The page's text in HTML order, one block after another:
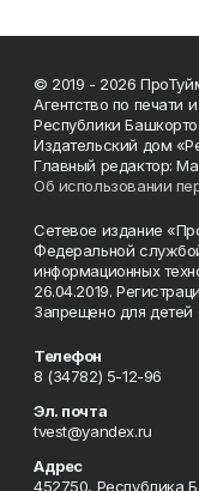
© 2019 - 2026
Агентство по
Республики
Издательский дом
Главный редактор:
Об использовании
Сетевое издание
Федеральной
информационных
26.04.2019.
Запрещено для детей
Телефон
8 (34782) 5-12-96
Эл. почта
tvest@yandex.ru
Адрес
452750, Республика